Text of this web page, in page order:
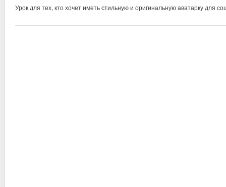
Урок для тех, кто хочет иметь стильную и оригинальную аватарку для